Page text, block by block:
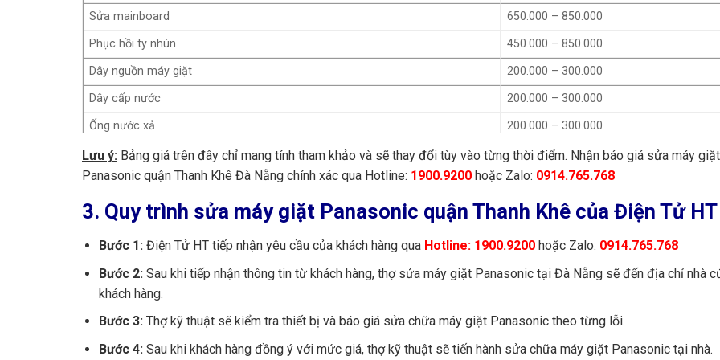
Thay túi lưới lọc máy giặt
10.000
Bu lông ốc (3 cái)
15.000
Lò xo côn
10.000
Ốc đóng mâm
30.000
Mâm máy giặt
150.000
Đầu nối ren dây cấp nước
10.000
Móc chốt khoá cửa máy giặt
Cảo mâm máy giặt
130.000
Vải che bụi máy giặt
115.000
Sửa mainboard
650.000 – 850.000
Phục hồi ty nhún
450.000 – 850.000
Dây nguồn máy giặt
200.000 – 300.000
Dây cấp nước
200.000 – 300.000
Ống nước xả
200.000 – 300.000
Sửa board mạch (dòng thường)
600.000 – 800.000
Sửa board mạch (dòng inverter)
700.000 – 900.000
IC nguồn
500.000 – 650.000
Thay motor inverter (LG)
Lắp đặt máy giặt
200.000 – 300.000
Thi công đường ống cấp nước
200.000 – 350.000
Lưu ý: Bảng giá trên đây chỉ mang tính tham khảo và sẽ thay đổi tùy vào từng thời điểm. Nhận báo giá sửa máy giặt
Panasonic quận Thanh Khê Đà Nẵng chính xác qua Hotline: 1900.9200 hoặc Zalo: 0914.765.768
3. Quy trình sửa máy giặt Panasonic quận Thanh Khê của Điện Tử HT
Bước 1:Điện Tử HT tiếp nhận yêu cầu của khách hàng qua Hotline: 1900.9200hoặc Zalo: 0914.765.768
Bước 2: Sau khi tiếp nhận thông tin từ khách hàng, thợ sửa máy giặt Panasonic tại Đà Nẵng sẽ đến địa chỉ nhà
khách hàng.
Bước 3:Thợ kỹ thuật sẽ kiểm tra thiết bị và báo giá sửa chữa máy giặt Panasonic theo từng lỗi.
Bước 4: Sau khi khách hàng đồng ý với mức giá, thợ kỹ thuật sẽ tiến hành sửa chữa máy giặt Panasonic tại nhà.